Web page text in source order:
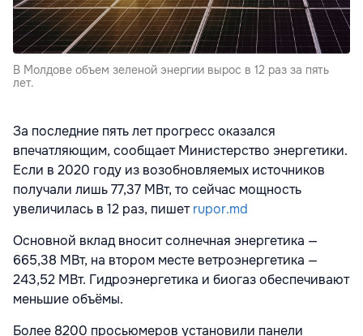
В Молдове объем зеленой энергии вырос в 12 раз за пять
лет.
За последние пять лет прогресс оказался
впечатляющим, сообщает Министерство энергетики.
Если в 2020 году из возобновляемых источников
получали лишь 77,37 МВт, то сейчас мощность
увеличилась в 12 раз, пишетrupor.md
Основной вклад вносит солнечная энергетика —
665,38 МВт, на втором месте ветроэнергетика —
243,52 МВт. Гидроэнергетика и биогаз обеспечивают
меньшие объёмы.
Более 8200 просьюмеров установили панели